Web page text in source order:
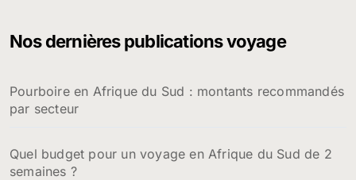
Nos dernières publications voyage
Pourboire en Afrique du Sud : montants recommandés
par secteur
Quel budget pour un voyage en Afrique du Sud de 2
semaines ?